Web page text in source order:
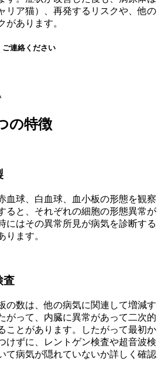
リア猫）、再発するリスクや、他の
があります。
ご連絡ください
の特徴
血球、白血球、血小板の形態を観察
ると、それぞれの細胞の形態異常が
にはその異常所見が病気を診断する
ります。
査
の数は、他の病気に関連して増減す
がって、内臓に異常があって二次的
ことがあります。したがって最初か
けずに、レントゲン検査や超音波検
て病気が隠れていないか詳しく確認